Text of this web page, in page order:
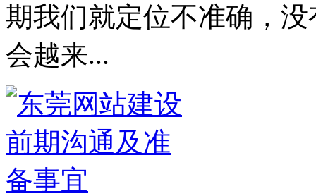
期我们就定位不准确，
会越来...